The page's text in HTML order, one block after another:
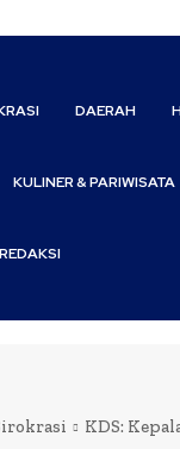
DAERAH
KULINER & PARIWISATA
REDAKSI
KDS: